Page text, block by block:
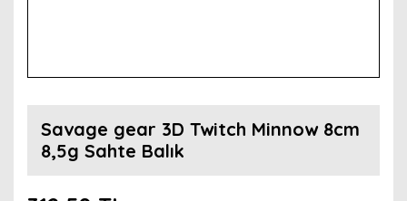
Savage gear 3D Twitch Minnow 8cm
8,5g Sahte Balık